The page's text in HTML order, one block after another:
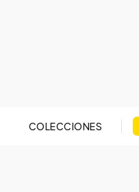
COLECCIONES